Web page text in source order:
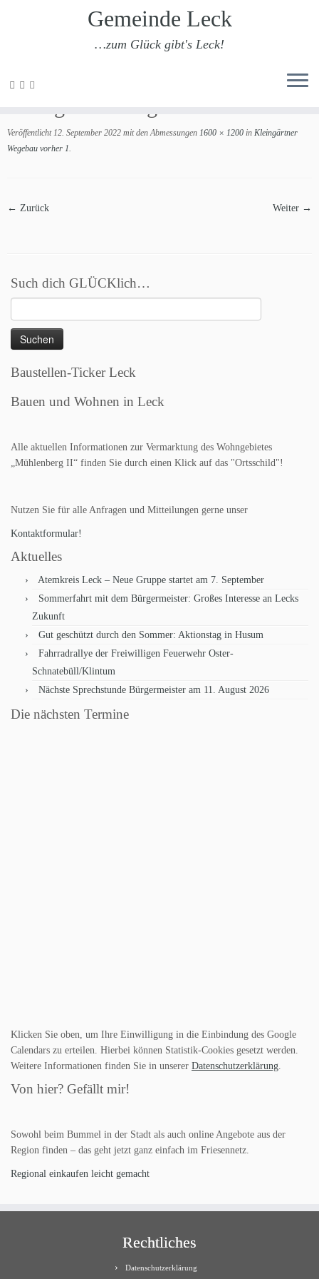
Zum
Gemeinde Leck
…zum Glück gibt's Leck!
Veröffentlicht 12. September 2022 mit den Abmessungen 1600 × 1200 in Kleingärtner
Wegebau vorher 1.
← Zurück Weiter →
Such dich GLÜCKlich…
nach:
Baustellen-Ticker Leck
Bauen und Wohnen in Leck
Alle aktuellen Informationen zur Vermarktung des Wohngebietes
„Mühlenberg II“ finden Sie durch einen Klick auf das "Ortsschild"!
Nutzen Sie für alle Anfragen und Mitteilungen gerne unser
Kontaktformular!
Aktuelles
Atemkreis Leck – Neue Gruppe startet am 7. September
Sommerfahrt mit dem Bürgermeister: Großes Interesse an Lecks
Zukunft
Gut geschützt durch den Sommer: Aktionstag in Husum
Fahrradrallye der Freiwilligen Feuerwehr Oster-
Schnatebüll/Klintum
Nächste Sprechstunde Bürgermeister am 11. August 2026
Die nächsten Termine
Klicken Sie oben, um Ihre Einwilligung in die Einbindung des Google
Calendars zu erteilen. Hierbei können Statistik-Cookies gesetzt werden.
Weitere Informationen finden Sie in unserer Datenschutzerklärung.
Von hier? Gefällt mir!
Sowohl beim Bummel in der Stadt als auch online Angebote aus der
Region finden – das geht jetzt ganz einfach im Friesennetz.
Regional einkaufen leicht gemacht
Rechtliches
Datenschutzerklärung